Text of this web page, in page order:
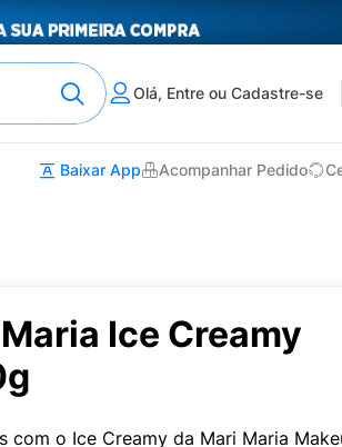
Olá, Entre ou Cadastre-se
Baixar App Acompanhar Pedido
Ice Creamy
com o Ice Creamy da Mari Maria